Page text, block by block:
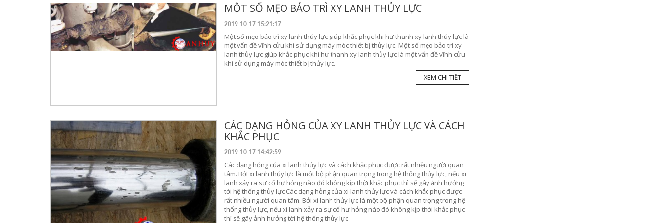
MỘT SỐ MẸO BẢO TRÌ XY LANH THỦY LỰC
2019-10-17 15:21:17
Một số mẹo bảo trì xy lanh thủy lực giúp khắc phục khi hư thanh xy lanh thủy lực là
một vấn đề vĩnh cửu khi sử dụng máy móc thiết bị thủy lực. Một số mẹo bảo trì xy
lanh thủy lực giúp khắc phục khi hư thanh xy lanh thủy lực là một vấn đề vĩnh cửu
khi sử dụng máy móc thiết bị thủy lực.
XEM CHI TIẾT
CÁC DẠNG HỎNG CỦA XY LANH THỦY LỰC VÀ CÁCH
KHẮC PHỤC
2019-10-17 14:42:59
Các dạng hỏng của xi lanh thủy lực và cách khắc phục được rất nhiều người quan
tâm. Bởi xi lanh thủy lực là một bộ phận quan trọng trong hệ thống thủy lực, nếu xi
lanh xảy ra sự cố hư hỏng nào đó không kịp thời khắc phục thì sẽ gây ảnh hưởng
tới hệ thống thủy lực Các dạng hỏng của xi lanh thủy lực và cách khắc phục được
rất nhiều người quan tâm. Bởi xi lanh thủy lực là một bộ phận quan trọng trong hệ
thống thủy lực, nếu xi lanh xảy ra sự cố hư hỏng nào đó không kịp thời khắc phục
thì sẽ gây ảnh hưởng tới hệ thống thủy lực